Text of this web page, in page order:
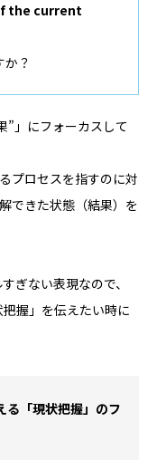
the current
？
」にフォーカスして
プロセスを指すのに対
できた状態（結果）を
ぎない表現なので、
握」を伝えたい時に
る「現状把握」のフ